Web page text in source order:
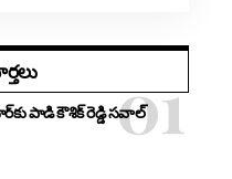
పాడి కౌశిక్ రెడ్డి సవాల్